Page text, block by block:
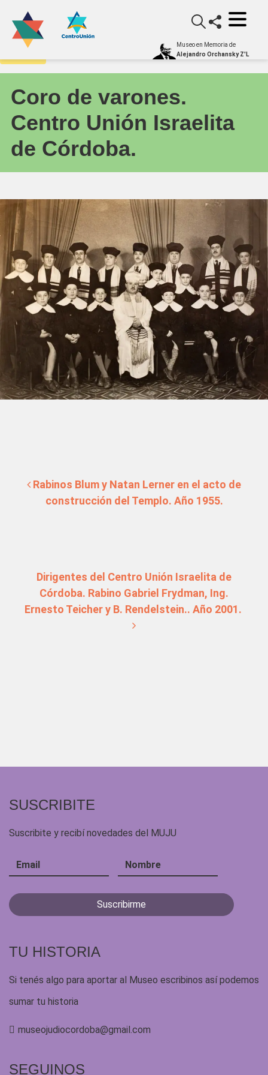
Museo en Memoria de
Alejandro Orchansky Z'L
Archivo
Coro de varones.
Centro Unión Israelita
de Córdoba.
Rabinos Blum y Natan Lerner en el acto de
construcción del Templo. Año 1955.
Dirigentes del Centro Unión Israelita de
Córdoba. Rabino Gabriel Frydman, Ing.
Ernesto Teicher y B. Rendelstein.. Año 2001.
SUSCRIBITE
Suscribite y recibí novedades del MUJU
TU HISTORIA
Si tenés algo para aportar al Museo escribinos así podemos
sumar tu historia
museojudiocordoba@gmail.com
SEGUINOS